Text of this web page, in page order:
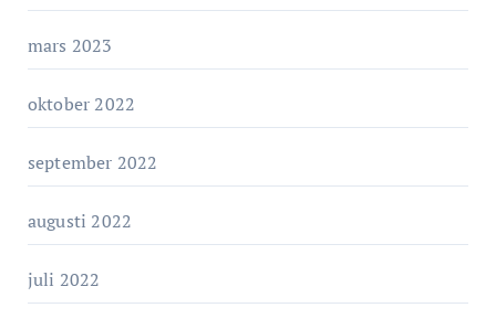
mars 2023
oktober 2022
september 2022
augusti 2022
juli 2022